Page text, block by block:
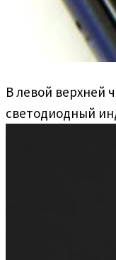
В левой верхней
светодиодный